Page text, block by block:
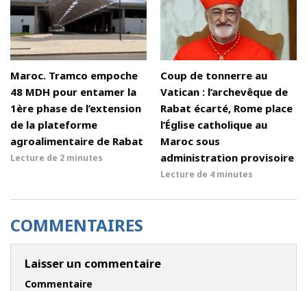
Maroc. Tramco empoche
48 MDH pour entamer la
1ère phase de l’extension
de la plateforme
agroalimentaire de Rabat
Lecture de 2 minutes
Coup de tonnerre au
Vatican : l’archevêque de
Rabat écarté, Rome place
l’Église catholique au
Maroc sous
administration provisoire
Lecture de 4 minutes
COMMENTAIRES
Laisser un commentaire
Commentaire